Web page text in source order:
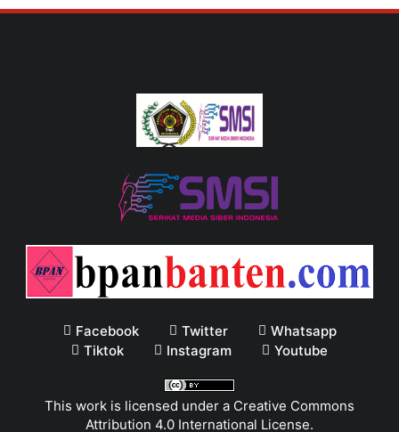
Facebook Twitter
Whatsapp
Tiktok
Instagram Youtube
This work is licensed under a Creative Commons
Attribution 4.0 International License.